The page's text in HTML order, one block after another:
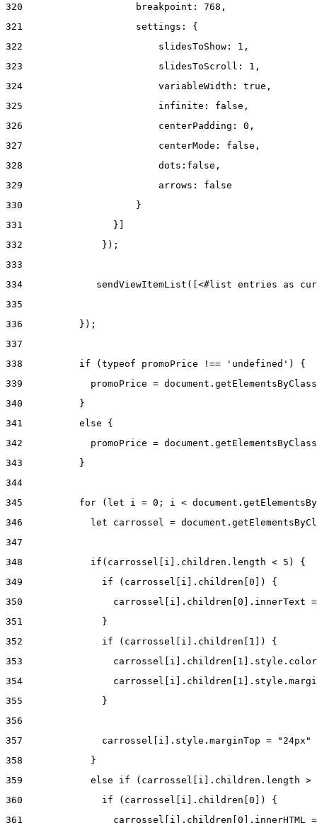
320
                    breakpoint: 768,
321
                    settings: {
322
                        slidesToShow: 1,
323
                        slidesToScroll: 1,
324
                        variableWidth: true,
325
                        infinite: false,
326
                        centerPadding: 0,
327
                        centerMode: false,
328
                        dots:false,
329
                        arrows: false
330
                    }
331
                }]
332
              });
333
334
sendViewItemList([<#list entries as
335
336
          });
337
338
          if (typeof promoPrice !== 'undefined') {
339
promoPrice =
340
          }
341
          else {
342
promoPrice =
343
          }
344
345
for (let i = 0; i <
346
let carrossel =
347
348
            if(carrossel[i].children.length < 5) {
349
              if (carrossel[i].children[0]) {
350
carrossel[i].children[0].innerText
351
              }
352
              if (carrossel[i].children[1]) {
353
354
355
              }
356
357
              carrossel[i].style.marginTop = "24px"
358
            }
359
else if (carrossel[i].children.length
360
              if (carrossel[i].children[0]) {
361
carrossel[i].children[0].innerHTML